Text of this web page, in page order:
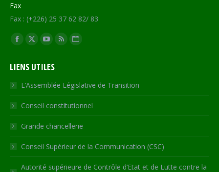
Fax
Fax : (+226) 25 37 62 82/ 83
Trouvez nous sur :
Facebook
opens
in
new
window
X
opens
in
new
window
YouTube
opens
in
new
window
RSS
in
new
window
Site
opens
in
new
LIENS UTILES
L’Assemblée Législative de Transition
Conseil constitutionnel
Grande chancellerie
Conseil Supérieur de la Communication (CSC)
Autorité supérieure de Contrôle d’Etat et de Lutte contre la